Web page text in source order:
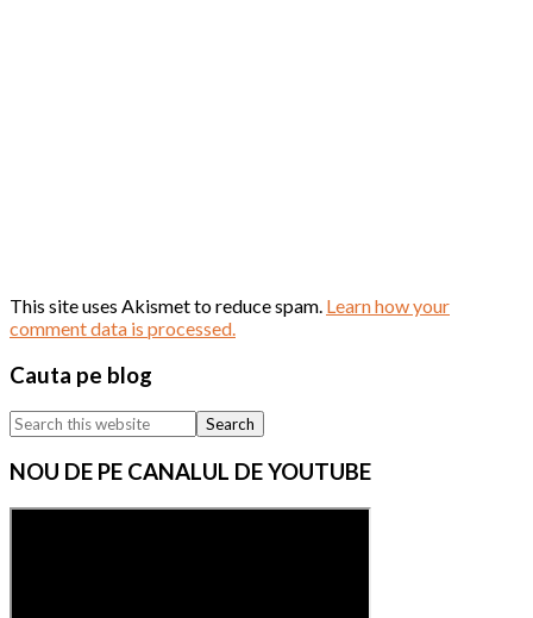
This site uses Akismet to reduce spam. Learn how your
comment data is processed.
Primary
Sidebar
Cauta pe blog
Search
this
website
NOU DE PE CANALUL DE YOUTUBE